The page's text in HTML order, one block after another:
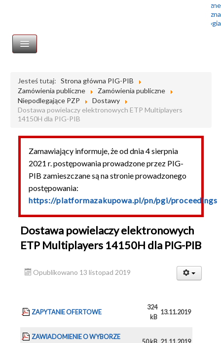
Muzeum Geologiczne
Biblioteka geologiczna
Portal Geologia
Zamówienia publiczne
Profil nabywcy
Platforma zakupowa
Podlegające PZP
Niepodlegające PZP
Usługi
Dostawy
Roboty budowlane
Archiwum
Sprzedaż samochodów
Sprzedaż nieruchomości
Najem nieruchomości
Jesteś tutaj: Strona główna PIG-PIB
Zamówienia publiczne
Zamówienia publiczne
Niepodlegające PZP
Dostawy
Dostawa powielaczy elektronowych ETP Multiplayers
14150H dla PIG-PIB
Zamawiający informuje, że od dnia 4 sierpnia
2021 r. postępowania prowadzone przez PIG-
PIB zamieszczane są na stronie prowadzonego
postępowania:
https://platformazakupowa.pl/pn/pgi/proceedings
Dostawa powielaczy elektronowych
ETP Multiplayers 14150H dla PIG-PIB
Opublikowano 13 listopad 2019
ZAPYTANIE OFERTOWE
324
kB
13.11.2019
ZAWIADOMIENIE O WYBORZE